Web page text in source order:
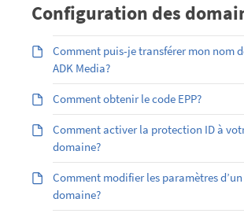
Configuration des
Comment puis-je transférer mon nom
ADK Media?
Comment obtenir le code EPP?
Comment activer la protection ID à
domaine?
Comment modifier les paramètres
domaine?